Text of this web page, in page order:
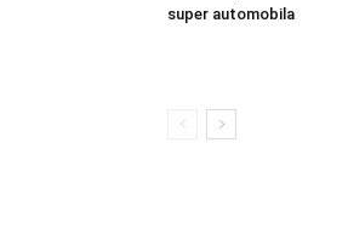
super automobila